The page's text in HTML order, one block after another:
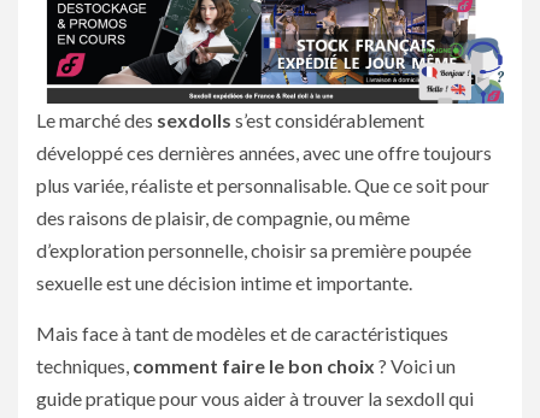
Le marché des sexdolls s’est considérablement
développé ces dernières années, avec une offre toujours
plus variée, réaliste et personnalisable. Que ce soit pour
des raisons de plaisir, de compagnie, ou même
d’exploration personnelle, choisir sa première poupée
sexuelle est une décision intime et importante.
Mais face à tant de modèles et de caractéristiques
techniques, comment faire le bon choix ? Voici un
guide pratique pour vous aider à trouver la sexdoll qui